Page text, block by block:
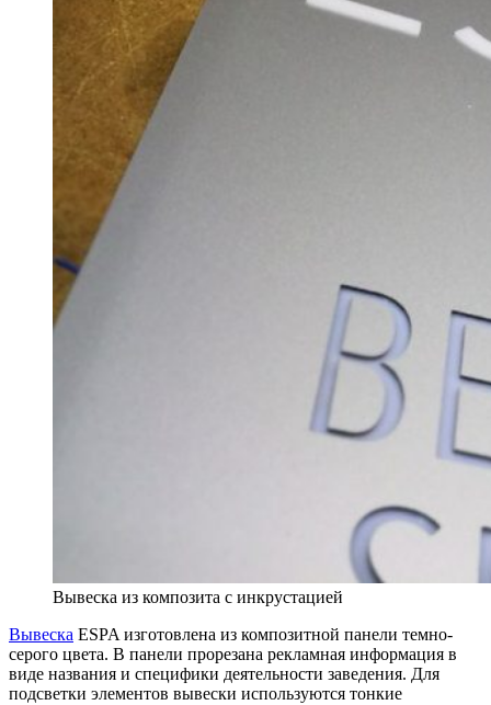
Вывеска из композита с инкрустацией
Вывеска ESPA изготовлена из композитной панели темно-
серого цвета. В панели прорезана рекламная информация в
виде названия и специфики деятельности заведения. Для
подсветки элементов вывески используются тонкие